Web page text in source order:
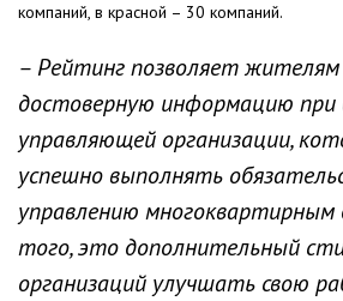
компаний, в красной – 30 компаний.
– Рейтинг позволяет
достоверную информацию при
управляющей организации,
успешно выполнять
управлению многоквартирным
того, это дополнительный
организаций улучшать свою